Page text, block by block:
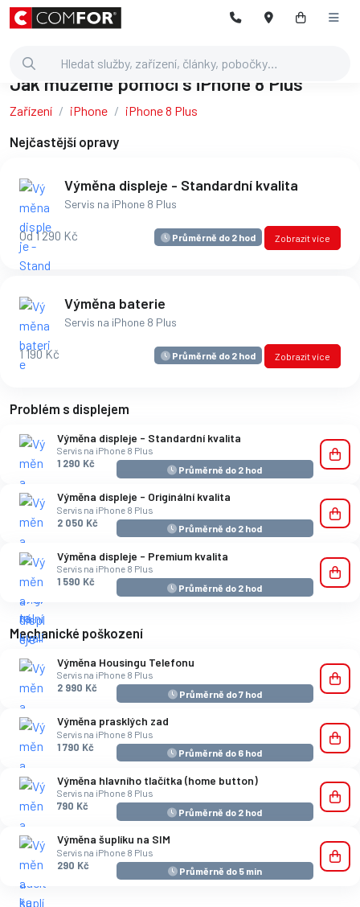
Jak můžeme pomoci s iPhone 8 Plus
Zařízení iPhone iPhone 8 Plus
Nejčastější opravy
Výměna displeje - Standardní kvalita
Servis na iPhone 8 Plus
Od 1 290 Kč Průměrně do 2 hod Zobrazit více
Výměna baterie
Servis na iPhone 8 Plus
1 190 Kč Průměrně do 2 hod Zobrazit více
Problém s displejem
Výměna displeje - Standardní kvalita
Servis na iPhone 8 Plus
1 290 Kč
Průměrně do 2 hod
Výměna displeje - Originální kvalita
Servis na iPhone 8 Plus
2 050 Kč
Průměrně do 2 hod
Výměna displeje - Premium kvalita
Servis na iPhone 8 Plus
1 590 Kč
Průměrně do 2 hod
Mechanické poškození
Výměna Housingu Telefonu
Servis na iPhone 8 Plus
2 990 Kč
Průměrně do 7 hod
Výměna prasklých zad
Servis na iPhone 8 Plus
1 790 Kč
Průměrně do 6 hod
Výměna hlavního tlačítka (home button)
Servis na iPhone 8 Plus
790 Kč
Průměrně do 2 hod
Výměna šuplíku na SIM
Servis na iPhone 8 Plus
290 Kč
Průměrně do 5 min